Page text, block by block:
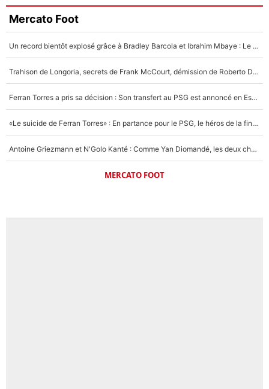
Mercato Foot
Un record bientôt explosé grâce à Bradley Barcola et Ibrahim Mbaye : Le PSG sur le point de réaliser un mercato historique ?
Trahison de Longoria, secrets de Frank McCourt, démission de Roberto De Zerbi : Medhi Benatia se lâche sur son départ de l'OM et fait d'importantes révélations
Ferran Torres a pris sa décision : Son transfert au PSG est annoncé en Espagne !
«Le suicide de Ferran Torres» : En partance pour le PSG, le héros de la finale de la Coupe du monde s'attire les foudres de la presse espagnole !
Antoine Griezmann et N'Golo Kanté : Comme Yan Diomandé, les deux champions du monde ont refusé de signer au PSG !
MERCATO FOOT